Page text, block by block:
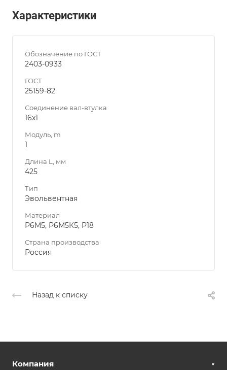
Характеристики
Обозначение по ГОСТ
2403-0933
ГОСТ
25159-82
Соединение вал-втулка
16х1
Модуль, m
1
Длина L, мм
425
Тип
Эвольвентная
Материал
Р6М5, Р6М5К5, Р18
Страна производства
Россия
Назад к списку
Компания